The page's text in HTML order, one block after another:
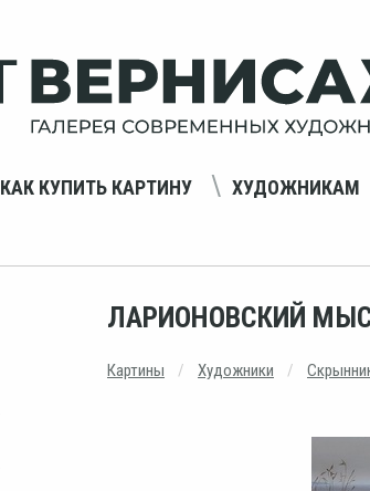
КАК КУПИТЬ КАРТИНУ ХУДОЖНИКАМ
ЛАРИОНОВСКИЙ
Картины Художники